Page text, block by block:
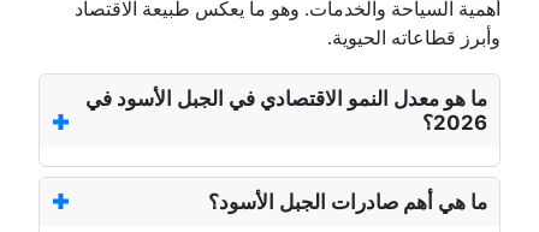
أهمية السياحة والخدمات. وهو ما يعكس طبيعة الاقتصاد
وأبرز قطاعاته الحيوية.
ما هو معدل النمو الاقتصادي في الجبل الأسود في
2026؟
ما هي أهم صادرات الجبل الأسود؟